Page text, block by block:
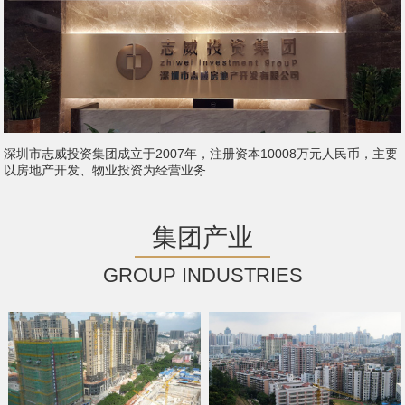
深圳市志威投资集团成立于2007年，注册资本10008万元人民币，主要
以房地产开发、物业投资为经营业务……
集团产业
GROUP INDUSTRIES